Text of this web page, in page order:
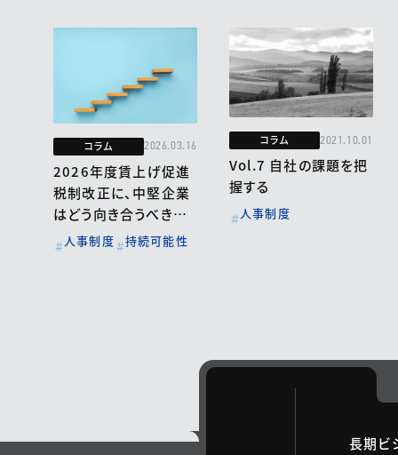
コラム 2026.03.16
2026年度賃上げ促進
税制改正に、中堅企業
はどう向き合うべきか
～制度廃止を見据えた
賃上げ戦略の再設計～
人事制度 持続可能性
コラム 2021.10.01
Vol.7 自社の課題を把
握する
人事制度
長期ビ